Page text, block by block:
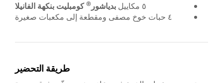
٥ مكاييل
بدياشور ®كومبليت بنكهة الفانيلا
٤ حبات خوخ مصفى ومقطعة إلى مكعبات صغيرة
طريقة التحضير